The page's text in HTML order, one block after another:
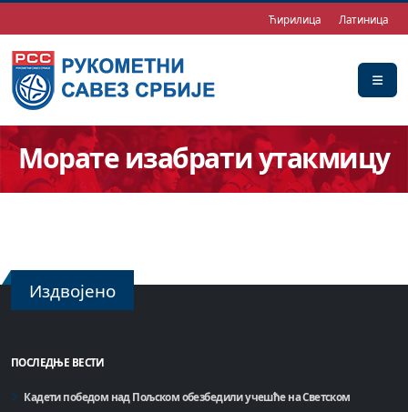
Ћирилица Латиница
Морате изабрати утакмицу
Издвојено
ПОСЛЕДЊЕ ВЕСТИ
Кадети победом над Пољском обезбедили учешће на Светском